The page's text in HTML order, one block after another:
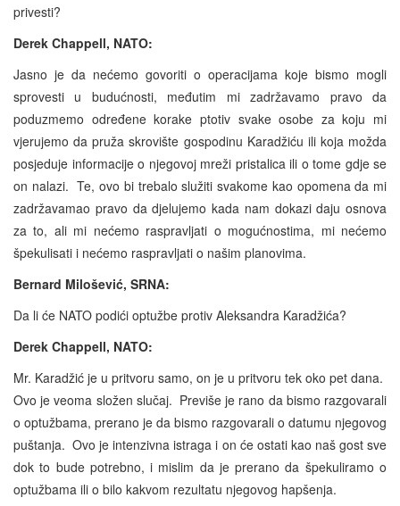
privesti?
Derek Chappell, NATO:
Jasno je da nećemo govoriti o operacijama koje bismo mogli
sprovesti u budućnosti, međutim mi zadržavamo pravo da
poduzmemo određene korake ptotiv svake osobe za koju mi
vjerujemo da pruža skrovište gospodinu Karadžiću ili koja možda
posjeduje informacije o njegovoj mreži pristalica ili o tome gdje se
on nalazi. Te, ovo bi trebalo služiti svakome kao opomena da mi
zadržavamao pravo da djelujemo kada nam dokazi daju osnova
za to, ali mi nećemo raspravljati o mogućnostima, mi nećemo
špekulisati i nećemo raspravljati o našim planovima.
Bernard Milošević, SRNA:
Da li će NATO podići optužbe protiv Aleksandra Karadžića?
Derek Chappell, NATO:
Mr. Karadžić je u pritvoru samo, on je u pritvoru tek oko pet dana.
Ovo je veoma složen slučaj. Previše je rano da bismo razgovarali
o optužbama, prerano je da bismo razgovarali o datumu njegovog
puštanja. Ovo je intenzivna istraga i on će ostati kao naš gost sve
dok to bude potrebno, i mislim da je prerano da špekuliramo o
optužbama ili o bilo kakvom rezultatu njegovog hapšenja.